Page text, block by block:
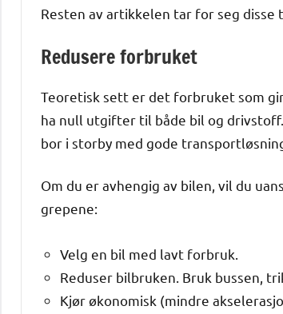
Resten av artikkelen tar for seg
Redusere forbruket
Teoretisk sett er det forbruket som
ha null utgifter til både bil og
bor i storby med gode
Om du er avhengig av bilen, vil du
grepene:
Velg en bil med lavt forbruk.
Reduser bilbruken. Bruk bussen,
Kjør økonomisk (mindre